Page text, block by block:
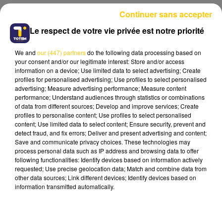
26 juin 2026 - 3 min 45 sec
L'INFO DU NORD DU LOT DU 26/06/26
À 19H00
Ecoutez sur Totem l'information à Tulle, Brive,
dans le Nord du Lot et le pays sarladais avec les
reportages de nos journalistes sur le terrain.
Le respect de votre vie privée est notre priorité
We and our (447) partnersdo the following data processing based on
your consent and/or our legitimate interest: Store and/or access
information on a device; Use limited data to select advertising; Create
profiles for personalised advertising; Use profiles to select personalised
advertising; Measure advertising performance; Measure content
performance; Understand audiences through statistics or combinations
of data from different sources; Develop and improve services; Create
profiles to personalise content; Use profiles to select personalised
content; Use limited data to select content; Ensure security, prevent and
detect fraud, and fix errors; Deliver and present advertising and content;
Save and communicate privacy choices. These technologies may
process personal data such as IP address and browsing data to offer
following functionalities: Identify devices based on information actively
requested; Use precise geolocation data; Match and combine data from
other data sources; Link different devices; Identify devices based on
information transmitted automatically.
Continuer sans accepter